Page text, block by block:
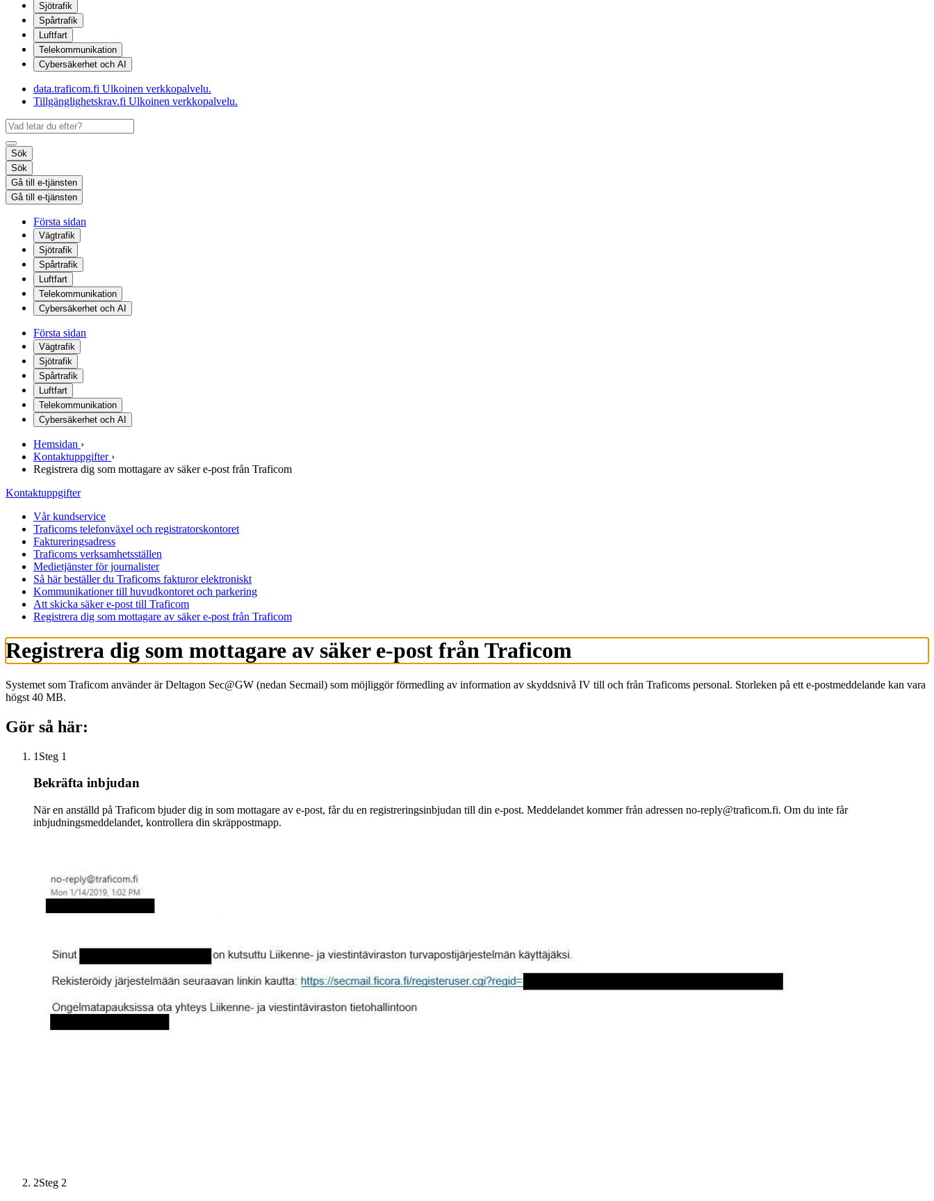
Sjötrafik
Spårtrafik
Luftfart
Telekommunikation
Cybersäkerhet och AI
data.traficom.fi Ulkoinen verkkopalvelu.
Tillgänglighetskrav.fi Ulkoinen verkkopalvelu.
Sök
Sök
Gå till e-tjänsten
Gå till e-tjänsten
Första sidan
Vägtrafik
Sjötrafik
Spårtrafik
Luftfart
Telekommunikation
Cybersäkerhet och AI
Första sidan
Vägtrafik
Sjötrafik
Spårtrafik
Luftfart
Telekommunikation
Cybersäkerhet och AI
Hemsidan ›
Kontaktuppgifter ›
Registrera dig som mottagare av säker e-post från Traficom
Kontaktuppgifter
Vår kundservice
Traficoms telefonväxel och registratorskontoret
Faktureringsadress
Traficoms verksamhetsställen
Medietjänster för journalister
Så här beställer du Traficoms fakturor elektroniskt
Kommunikationer till huvudkontoret och parkering
Att skicka säker e-post till Traficom
Registrera dig som mottagare av säker e-post från Traficom
Registrera dig som mottagare av säker e-post från Traficom
Systemet som Traficom använder är Deltagon Sec@GW (nedan Secmail) som möjliggör förmedling av information av skyddsnivå IV till och från Traficoms personal. Storleken på ett e-postmeddelande kan vara
högst 40 MB.
Gör så här:
1 Steg 1
Bekräfta inbjudan
När en anställd på Traficom bjuder dig in som mottagare av e-post, får du en registreringsinbjudan till din e-post. Meddelandet kommer från adressen no-reply@traficom.fi. Om du inte får
inbjudningsmeddelandet, kontrollera din skräppostmapp.
2Steg 2